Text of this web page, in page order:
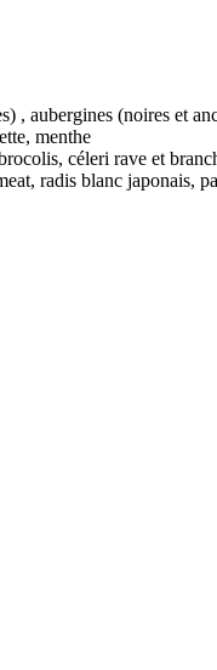
, aubergines (noires et
menthe
céleri rave et
radis blanc japonais,